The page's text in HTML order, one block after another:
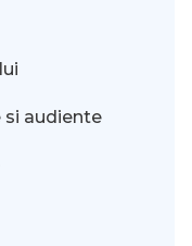
si audiente